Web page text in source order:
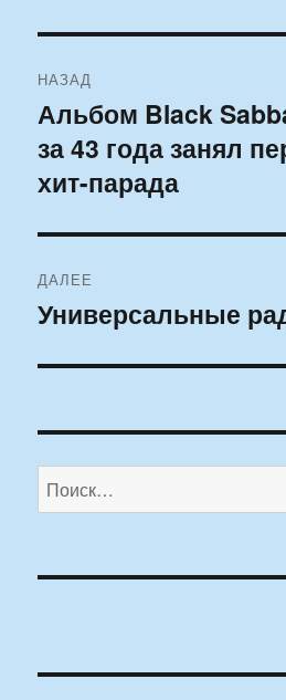
по
записям
НАЗАД
Предыдущая
запись:
Альбом Black
за 43 года занял
хит-парада
ДАЛЕЕ
Следующая
Универсальные
Искать: